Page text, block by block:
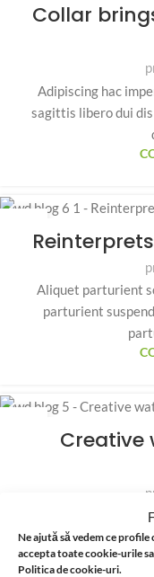
Ne ajută să vedem ce
accepta toate cookie-urile
Politica de cookie-uri.
IUL.Collar
Adipiscing hac
sagittis libero dui
Aliquet parturient
parturient
Creative
Ac haca
eturpis varius per a